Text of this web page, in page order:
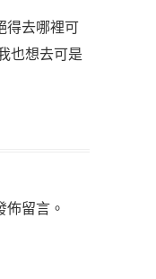
得去哪裡可
也想去可是
佈留言。